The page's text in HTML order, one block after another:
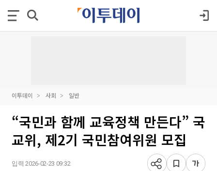
이투데이 사회 일반
“국민과 함께 교육정책 만든다” 국
교위, 제2기 국민참여위원 모집
입력 2026-02-23 09:32